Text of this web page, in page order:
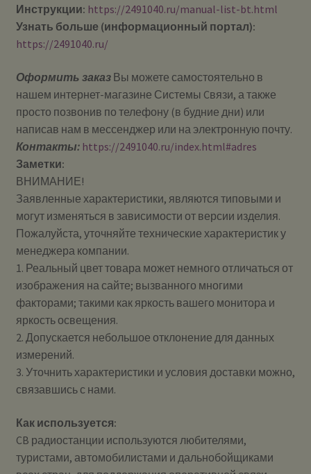
Инструкции: https://2491040.ru/manual-list-bt.html
Узнать больше (информационный портал):
https://2491040.ru/
Оформить заказВы можете самостоятельно в
нашем интернет-магазине Системы Cвязи, а также
просто позвонив по телефону (в будние дни) или
написав нам в мессенджер или на электронную почту.
Контакты: https://2491040.ru/index.html#adres
Заметки:
ВНИМАНИЕ!
Заявленные характеристики, являются типовыми и
могут изменяться в зависимости от версии изделия.
Пожалуйста, уточняйте технические характеристик у
менеджера компании.
1. Реальный цвет товара может немного отличаться от
изображения на сайте; вызванного многими
факторами; такими как яркость вашего монитора и
яркость освещения.
2. Допускается небольшое отклонение для данных
измерений.
3. Уточнить характеристики и условия доставки можно,
связавшись с нами.
Как используется:
CB радиостанции используются любителями,
туристами, автомобилистами и дальнобойщиками